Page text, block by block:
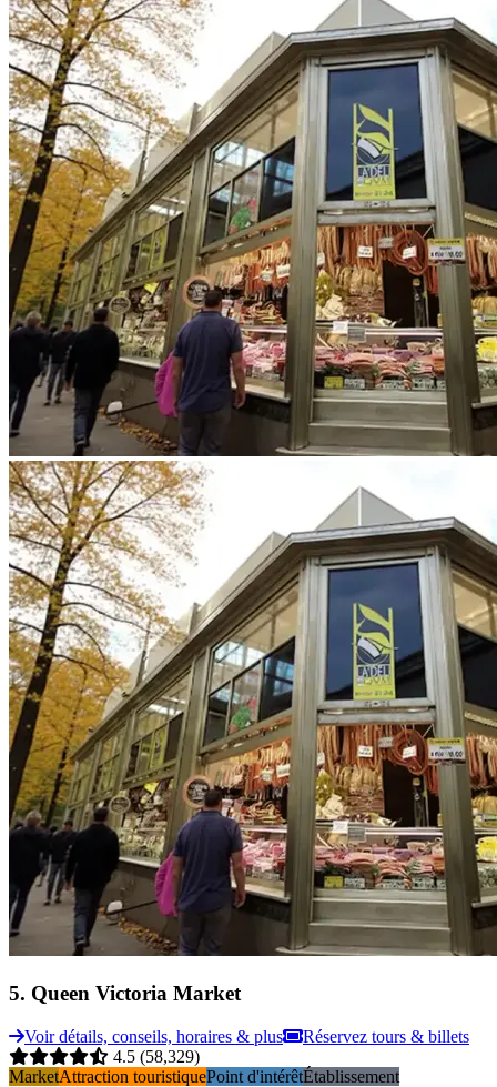
5. Queen Victoria Market
Voir détails, conseils, horaires & plus
Réservez tours & billets
4.5 (58,329)
MarketAttraction touristiquePoint d'intérêtÉtablissement